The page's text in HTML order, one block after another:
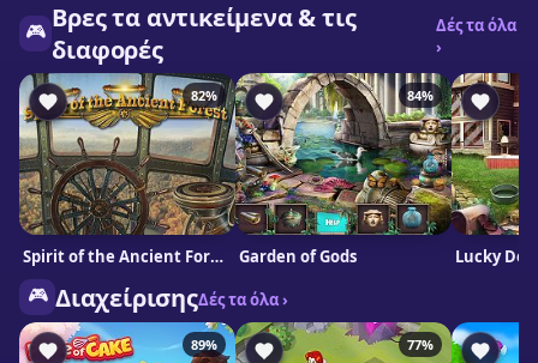
🎮 Βρες τα αντικείμενα & τις
διαφορές
Δές τα όλα
›
82%
Spirit of the Ancient Forest
84%
Garden of Gods Lucky Dog
🎮 ΔιαχείρισηςΔές τα όλα ›
89% 77%